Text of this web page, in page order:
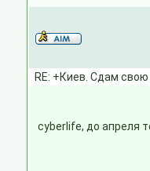
RE: +Киев. Сдам свою
cyberlife, до апреля